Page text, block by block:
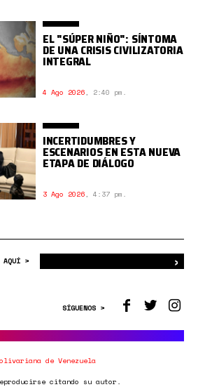
EL "SÚPER NIÑO": SÍNTOMA
DE UNA CRISIS CIVILIZATORIA
INTEGRAL
4 Ago 2026, 2:40 pm.
INCERTIDUMBRES Y
ESCENARIOS EN ESTA NUEVA
ETAPA DE DIÁLOGO
3 Ago 2026, 4:37 pm.
AQUÍ > ›
SÍGUENOS >
de Venezuela
citando su autor.